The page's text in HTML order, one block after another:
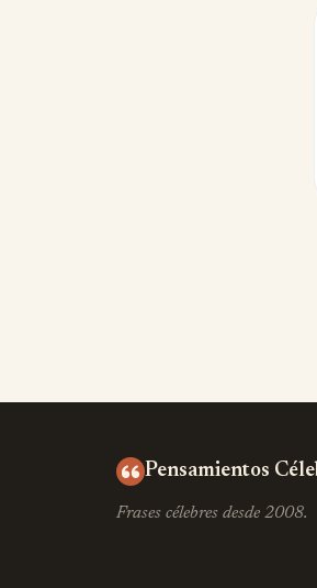
Pensamientos
Frases célebres desde 2008.